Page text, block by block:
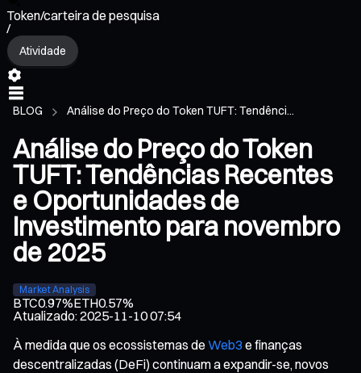
Token/carteira de pesquisa
/
Atividade
BLOG Análise do Preço do Token TUFT: Tendênci...
Análise do Preço do Token
TUFT: Tendências Recentes
e Oportunidades de
Investimento para novembro
de 2025
Market Analysis
BTC0.97%ETH0.57%
Atualizado:2025-11-10 07:54
À medida que os ecossistemas de Web3 e finanças
descentralizadas (DeFi) continuam a expandir-se, novos